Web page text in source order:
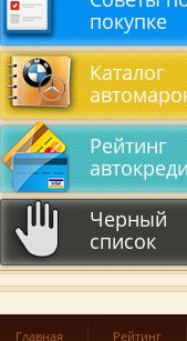
покупке
Каталог
Рейтинг
Черный
список
Главная Рейтинг